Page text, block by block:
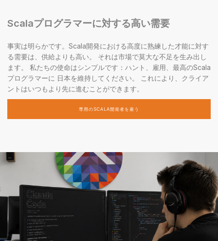
Scalaプログラマーに対する高い需要
事実は明らかです。Scala開発における高度に熟練した才能に対す
る需要は、供給よりも高い。 それは市場で莫大な不足を生み出し
ます。 私たちの使命はシンプルです：ハント、雇用、最高のScala
プログラマーに 日本を維持してください。 これにより、クライア
ントはいつもより先に進むことができます。
専用のSCALA開発者を雇う